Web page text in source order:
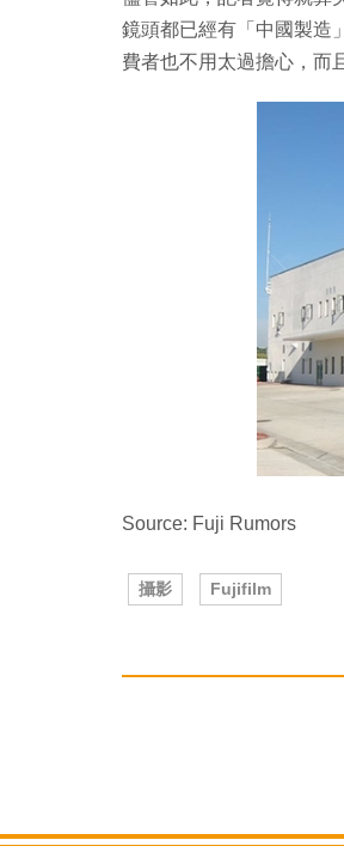
鏡頭都已經有「中國製造
費者也不用太過擔心，而
Source: Fuji Rumors
攝影 Fujifilm